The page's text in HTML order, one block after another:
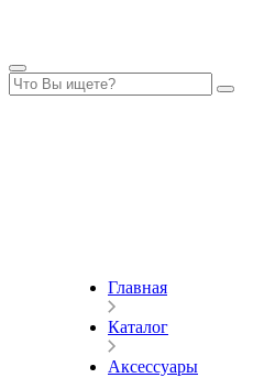
Главная
Каталог
Аксессуары